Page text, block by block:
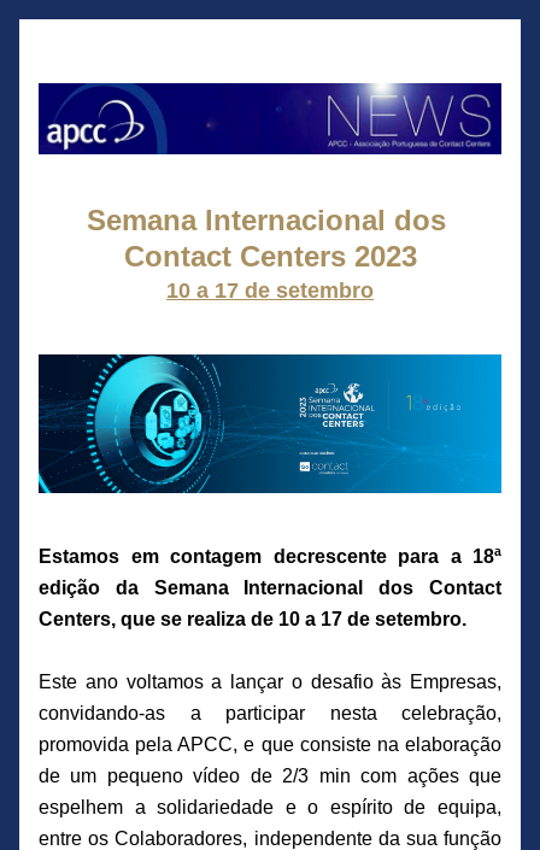
Semana Internacional dos
Contact Centers 2023
10 a 17 de setembro
Estamos em contagem decrescente para a 18ª
edição da Semana Internacional dos Contact
Centers, que se realiza de 10 a 17 de setembro.
Este ano voltamos a lançar o desafio às Empresas,
convidando-as a participar nesta celebração,
promovida pela APCC, e que consiste na elaboração
de um pequeno vídeo de 2/3 min com ações que
espelhem a solidariedade e o espírito de equipa,
entre os Colaboradores, independente da sua função